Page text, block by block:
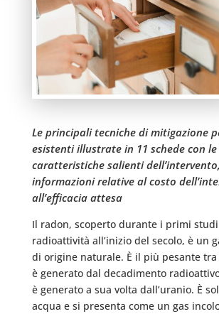
Le principali tecniche di mitigazione
esistenti illustrate in 11 schede con le
caratteristiche salienti
informazioni relative al costo
all’efficacia attesa
Il radon, scoperto durante i primi
radioattività all’inizio del secolo, è un
di origine naturale. È il più pesante
è generato dal decadimento
è generato a sua volta dall’uranio. È
acqua e si presenta come un gas